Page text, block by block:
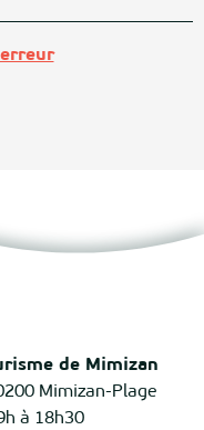
de Mimizan
Mimizan-Plage
à 18h30